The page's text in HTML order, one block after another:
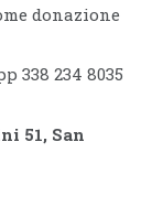
donazione
338 234 8035
51, San